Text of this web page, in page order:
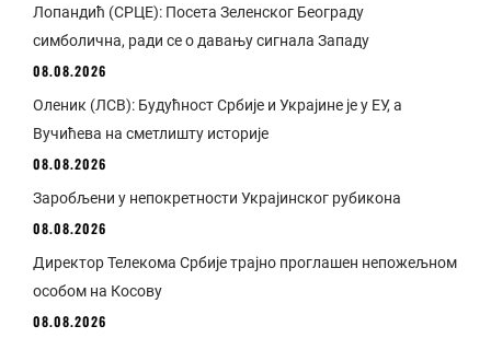
Лопандић (СРЦЕ): Посета Зеленског Београду
симболична, ради се о давању сигнала Западу
08.08.2026
Оленик (ЛСВ): Будућност Србије и Украјине је у ЕУ, а
Вучићева на сметлишту историје
08.08.2026
Заробљени у непокретности Украјинског рубикона
08.08.2026
Директор Телекома Србије трајно проглашен непожељном
особом на Косову
08.08.2026